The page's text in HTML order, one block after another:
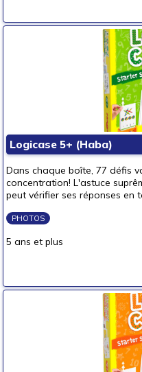
Logicase 5+ (Haba)
Dans chaque boîte, 77 défis
concentration! L'astuce
peut vérifier ses réponses en
PHOTOS
5 ans et plus